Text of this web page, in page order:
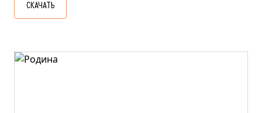
СКАЧАТЬ